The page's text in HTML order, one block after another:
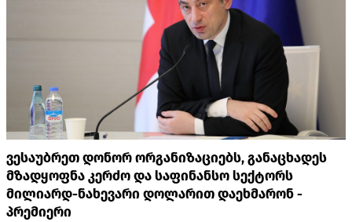
ვესაუბრეთ დონორ ორგანიზაციებს, განაცხადეს
მზადყოფნა კერძო და საფინანსო სექტორს
მილიარდ-ნახევარი დოლარით დაეხმარონ -
პრემიერი